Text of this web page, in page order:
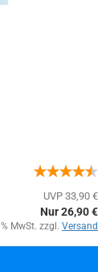
UVP 33,90 €
Nur 26,90 €
MwSt. zzgl. Versand